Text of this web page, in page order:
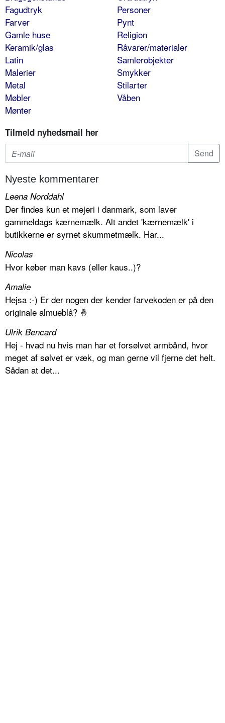
Fagudtryk
Farver
Gamle huse
Keramik/glas
Latin
Malerier
Metal
Møbler
Mønter
Personer
Pynt
Religion
Råvarer/materialer
Samlerobjekter
Smykker
Stilarter
Våben
Tilmeld nyhedsmail her
Nyeste kommentarer
Leena Norddahl
Der findes kun et mejeri i danmark, som laver
gammeldags kærnemælk. Alt andet 'kærnemælk' i
butikkerne er syrnet skummetmælk. Har...
Nicolas
Hvor køber man kavs (eller kaus..)?
Amalie
Hejsa :-) Er der nogen der kender farvekoden er på den
originale almueblå? 🤞
Ulrik Bencard
Hej - hvad nu hvis man har et forsølvet armbånd, hvor
meget af sølvet er væk, og man gerne vil fjerne det helt.
Sådan at det...